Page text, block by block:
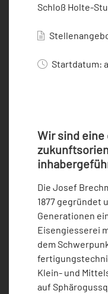
Schloß Holte-
Startdatum:
Wir sind
Die Josef
1877 gegründet
Generationen
Eisengiesserei
dem
Klein- und
auf